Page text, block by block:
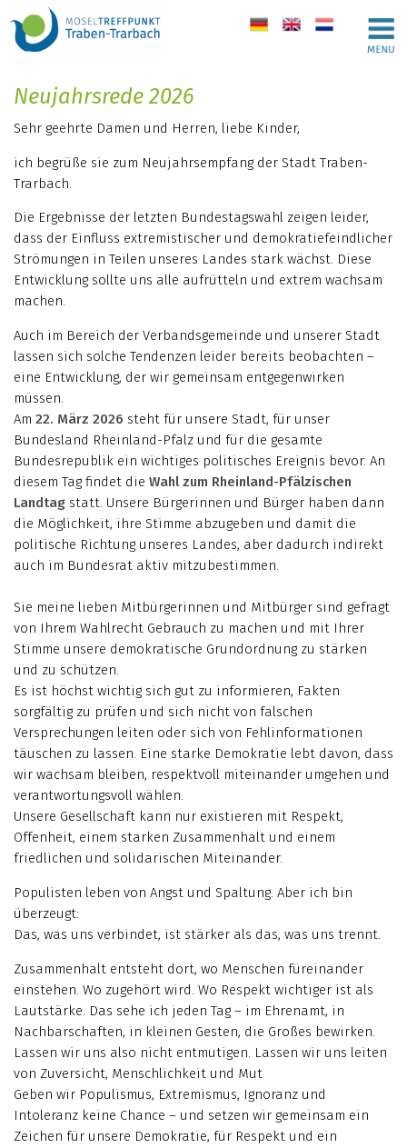
de en nl
Neujahrsrede 2026
Sehr geehrte Damen und Herren, liebe Kinder,
ich begrüße sie zum Neujahrsempfang der Stadt Traben-
Trarbach.
Die Ergebnisse der letzten Bundestagswahl zeigen leider,
dass der Einfluss extremistischer und demokratiefeindlicher
Strömungen in Teilen unseres Landes stark wächst. Diese
Entwicklung sollte uns alle aufrütteln und extrem wachsam
machen.
Auch im Bereich der Verbandsgemeinde und unserer Stadt
lassen sich solche Tendenzen leider bereits beobachten –
eine Entwicklung, der wir gemeinsam entgegenwirken
müssen.
Am 22. März 2026 steht für unsere Stadt, für unser
Bundesland Rheinland-Pfalz und für die gesamte
Bundesrepublik ein wichtiges politisches Ereignis bevor. An
diesem Tag findet die Wahl zum Rheinland-Pfälzischen
Landtag statt. Unsere Bürgerinnen und Bürger haben dann
die Möglichkeit, ihre Stimme abzugeben und damit die
politische Richtung unseres Landes, aber dadurch indirekt
auch im Bundesrat aktiv mitzubestimmen.
Sie meine lieben Mitbürgerinnen und Mitbürger sind gefragt
von Ihrem Wahlrecht Gebrauch zu machen und mit Ihrer
Stimme unsere demokratische Grundordnung zu stärken
und zu schützen.
Es ist höchst wichtig sich gut zu informieren, Fakten
sorgfältig zu prüfen und sich nicht von falschen
Versprechungen leiten oder sich von Fehlinformationen
täuschen zu lassen. Eine starke Demokratie lebt davon, dass
wir wachsam bleiben, respektvoll miteinander umgehen und
verantwortungsvoll wählen.
Unsere Gesellschaft kann nur existieren mit Respekt,
Offenheit, einem starken Zusammenhalt und einem
friedlichen und solidarischen Miteinander.
Populisten leben von Angst und Spaltung. Aber ich bin
überzeugt:
Das, was uns verbindet, ist stärker als das, was uns trennt.
Zusammenhalt entsteht dort, wo Menschen füreinander
einstehen. Wo zugehört wird. Wo Respekt wichtiger ist als
Lautstärke. Das sehe ich jeden Tag – im Ehrenamt, in
Nachbarschaften, in kleinen Gesten, die Großes bewirken.
Lassen wir uns also nicht entmutigen. Lassen wir uns leiten
von Zuversicht, Menschlichkeit und Mut
Geben wir Populismus, Extremismus, Ignoranz und
Intoleranz keine Chance – und setzen wir gemeinsam ein
Zeichen für unsere Demokratie, für Respekt und ein